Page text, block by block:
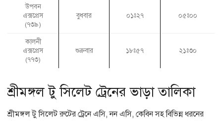
উপবন
এক্সপ্রেস
(৭৩৯)
বুধবার ০১ঃ২৭ ০৫ঃ০০
কালনী
এক্সপ্রেস
(৭৭৩)
শুক্রবার ১৮ঃ৫৭ ২১ঃ৩০
শ্রীমঙ্গল টু সিলেট ট্রেনের ভাড়া তালিকা
শ্রীমঙ্গল টু সিলেট রুটের ট্রেনে এসি, নন এসি, কেবিন সহ বিভিন্ন ধরনের